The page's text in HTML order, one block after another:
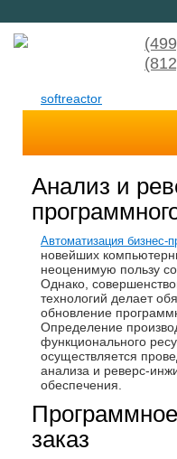
softreactor
Анализ и
Автоматизация бизнес-
новейших
неоценимую пользу
Однако,
технологий делает
обновление
Определение
функционального
осуществляется
анализа и реверс-
обеспечения.
заказ